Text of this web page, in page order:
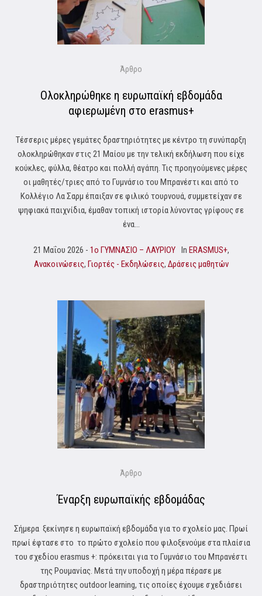
Άρθρο
Ολοκληρώθηκε η ευρωπαϊκή εβδομάδα
αφιερωμένη στο erasmus+
Τέσσερις μέρες γεμάτες δραστηριότητες με κέντρο τη συνύπαρξη
ολοκληρώθηκαν στις 21 Μαίου με την τελική εκδήλωση που είχε
κούκλες, φύλλα, θέατρο και πολλή αγάπη. Τις προηγούμενες μέρες
οι μαθητές/τριες από το Γυμνάσιο του Μπρανέστι και από το
Κολλέγιο Λα Σαρμ έπαιξαν σε φιλικό τουρνουά, συμμετείχαν σε
ψηφιακά παιχνίδια, έμαθαν τοπική ιστορία λύνοντας γρίφους σε
ένα...
21 Μαΐου 2026 1o ΓΥΜΝΑΣΙΟ – ΛΑΥΡΙΟΥ In ERASMUS+,
Ανακοινώσεις, Γιορτές - Εκδηλώσεις, Δράσεις μαθητών
Άρθρο
Έναρξη ευρωπαϊκής εβδομάδας
Σήμερα ξεκίνησε η ευρωπαϊκή εβδομάδα για το σχολείο μας. Πρωί
πρωί έφτασε στο το πρώτο σχολείο που φιλοξενούμε στα πλαίσια
του σχεδίου erasmus +: πρόκειται για το Γυμνάσιο του Μπρανέστι
της Ρουμανίας. Μετά την υποδοχή η μέρα πέρασε με
δραστηριότητες outdoor learning, τις οποίες έχουμε σχεδιάσει